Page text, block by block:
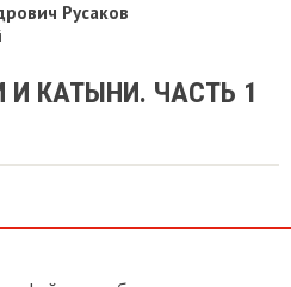
Русаков
И КАТЫНИ. ЧАСТЬ 1